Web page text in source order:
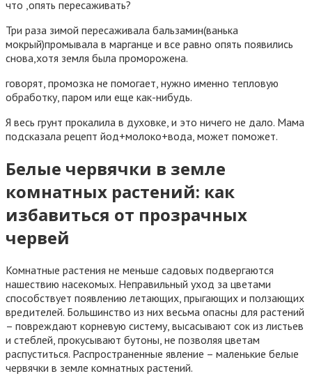
что ,опять пересаживать?
Три раза зимой пересаживала бальзамин(ванька
мокрый)промывала в марганце и все равно опять появились
снова,хотя земля была проморожена.
говорят, промозка не помогает, нужно именно тепловую
обработку, паром или еще как-нибудь.
Я весь грунт прокалила в духовке, и это ничего не дало. Мама
подсказала рецепт йод+молоко+вода, может поможет.
Белые червячки в земле
комнатных растений: как
избавиться от прозрачных
червей
Комнатные растения не меньше садовых подвергаются
нашествию насекомых. Неправильный уход за цветами
способствует появлению летающих, прыгающих и ползающих
вредителей. Большинство из них весьма опасны для растений
– повреждают корневую систему, высасывают сок из листьев
и стеблей, прокусывают бутоны, не позволяя цветам
распуститься. Распространенные явление – маленькие белые
червячки в земле комнатных растений.